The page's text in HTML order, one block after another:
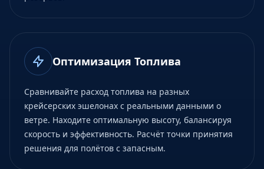
Оптимизация Топлива
Сравнивайте расход топлива на разных
крейсерских эшелонах с реальными данными о
ветре. Находите оптимальную высоту, балансируя
скорость и эффективность. Расчёт точки принятия
решения для полётов с запасным.